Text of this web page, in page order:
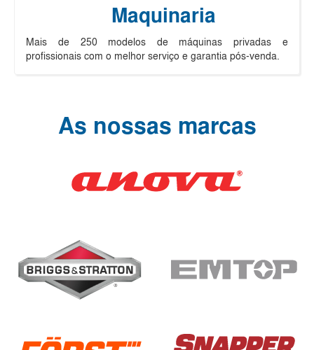
Maquinaria
Mais de 250 modelos de máquinas privadas e
profissionais com o melhor serviço e garantia pós-venda.
As nossas marcas